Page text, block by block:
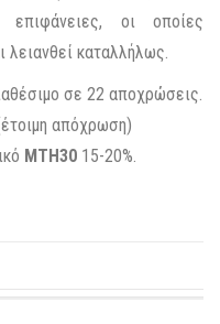
οι οποίες
λειανθεί καταλλήλως.
σε 22 αποχρώσεις.
απόχρωση)
ΜΤΗ30 15-20%.